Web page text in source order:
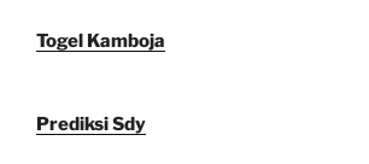
Togel Kamboja
Prediksi Sdy